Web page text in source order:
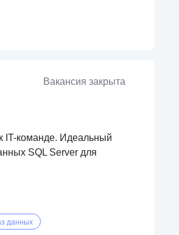
Вакансия закрыта
IT-команде. Идеальный
SQL Server для
данных